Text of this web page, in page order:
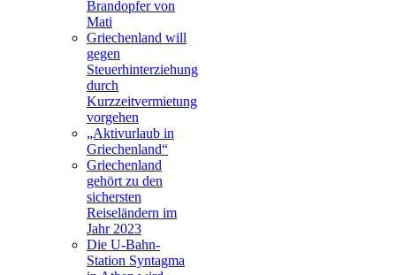
Brandopfer von
Mati
Griechenland will
gegen
Steuerhinterziehung
durch
Kurzzeitvermietung
vorgehen
„Aktivurlaub in
Griechenland“
Griechenland
gehört zu den
sichersten
Reiseländern im
Jahr 2023
Die U-Bahn-
Station Syntagma